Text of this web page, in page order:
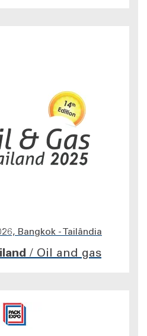
Bangkok - Tailândia
/ Oil and gas